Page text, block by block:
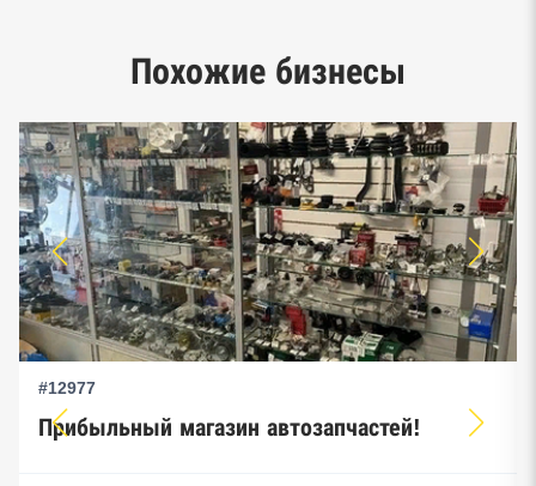
предпринимательства ФНС
Похожие бизнесы
#12977
Прибыльный магазин автозапчастей!